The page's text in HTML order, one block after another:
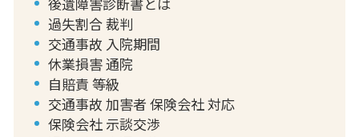
過失割合 裁判
交通事故 入院期間
休業損害 通院
自賠責 等級
交通事故 加害者 保険会社 対応
保険会社 示談交渉